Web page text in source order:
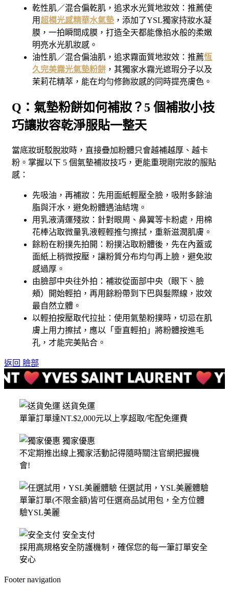
乾性肌／混合偏乾肌，追求水光質地妝效：推薦使
用超模光感精華水氣墊 ，添加了YSL獨家持妝水凝
膜，一拍瞬間成膜，打造全天都能像掐水般的柔嫩
明亮水光肌妝感。
油性肌／混合偏油肌，追求霧面質地妝效：推薦恆
久完美霧光氣墊粉餅 ，其獨家水霧光遮瑕分子以及
茉莉花精萃，能在均勻修飾妝感的同時提亮膚色。
Q：氣墊粉餅如何補妝？5 個補妝小技
巧讓妝容乾淨服貼一整天
當底妝斑駁脫妝時，直接疊加粉體只會越補越厚、越卡
粉。掌握以下 5 個氣墊補妝技巧，更能重現剛完妝的服貼
感：
先吸油，再補妝：先用面紙輕壓全臉，吸附多餘油
脂與汗水，避免粉體遇油結塊。
用乳液清運殘妝：針對眼周、鼻翼等卡粉處，用棉
花棒沾取微量乳液輕輕推勻擦拭，重新滋潤肌膚。
餘粉在粉撲先拍開：粉撲沾取粉體後，先在內蓋或
面紙上稍微按壓，讓粉質分布均勻再上臉，避免妝
感過厚。
由臉部中央往外拍：補妝從面部中央（眼下、臉
頰）開始輕拍，再用餘粉帶到下巴與髮際線，妝效
最自然立體。
以輕拍按壓取代拉扯：使用氣墊粉撲時，切忌在肌
膚上用力擦拭，應以「垂直輕拍」將粉體按進毛
孔，才能完美貼合。
返回 臉部
送貨免運
單筆訂單達NT.$2,000元以上享超取/宅配免運費
獨家優惠
不定期推出線上獨家活動記得隨時關注官網把握機
會!
任選試用，YSL美麗體驗
單筆訂單(不限金額)皆可任選商品試用包，全方位體
驗YSL美麗
安全支付
採用高規格安全防護機制，確保您的每一筆訂單安全
安心
Footer navigation